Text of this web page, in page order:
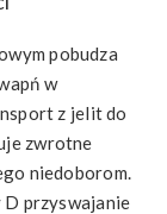
pobudza
w
z jelit do
zwrotne
niedoborom.
D przyswajanie